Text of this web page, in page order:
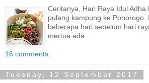
Ceritanya, Hari Raya Idul Adha
pulang kampung ke Ponorogo.
beberapa hari sebelum hari
mertua ada ...
16 comments:
Tuesday, 12 September 2017